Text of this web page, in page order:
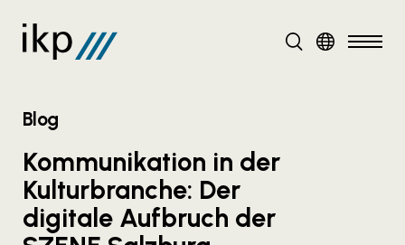
DE
Blog
Kommunikation in der
Kulturbranche: Der
digitale Aufbruch der